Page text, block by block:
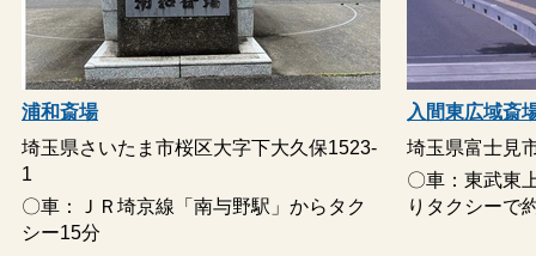
動する費用は、人数と内容に応じて別料金がかかります。
ご希望やご予算に合わせた適正価格を見積るためには、人数・場
所（式場、火葬場）・宗教形式などを葬儀社と擦り合わせること
が必須ですので、遠慮なくお電話でお問合せください。
公営斎場プラン（272,800円～）（税込）
含まれるもの
浦和斎場
埼玉県さいたま市桜区大字下大久保1523-
1
〇車：ＪＲ埼京線「南与野駅」からタク
シー15分
入間東広域斎
埼玉県富士見
〇車：東武東
りタクシーで